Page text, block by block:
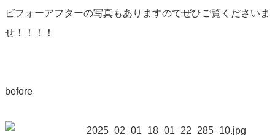
ビフォーアフターの写真もありますのでぜひご覧くださいま
せ！！！！
before